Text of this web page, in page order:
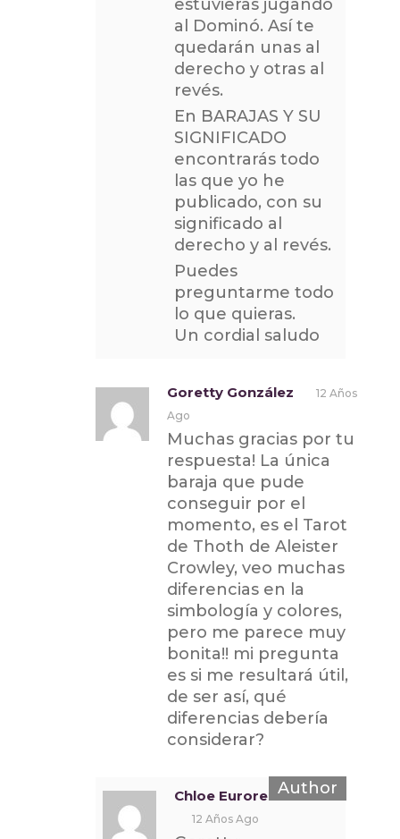
estuvieras jugando
al Dominó. Así te
quedarán unas al
derecho y otras al
revés.
En BARAJAS Y SU
SIGNIFICADO
encontrarás todo
las que yo he
publicado, con su
significado al
derecho y al revés.
Puedes
preguntarme todo
lo que quieras.
Un cordial saludo
Goretty González
12 Años
Ago
Muchas gracias por tu
respuesta! La única
baraja que pude
conseguir por el
momento, es el Tarot
de Thoth de Aleister
Crowley, veo muchas
diferencias en la
simbología y colores,
pero me parece muy
bonita!! mi pregunta
es si me resultará útil,
de ser así, qué
diferencias debería
considerar?
Chloe Euroresidentes
12 Años Ago